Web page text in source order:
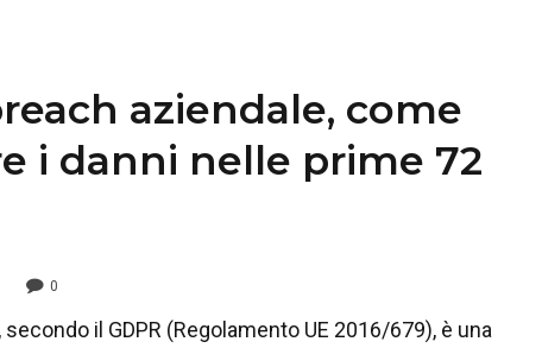
aziendale, come
i danni nelle prime 72
0
secondo il GDPR (Regolamento UE 2016/679), è una